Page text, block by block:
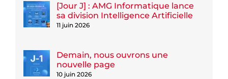
[Jour J] : AMG Informatique lance
sa division Intelligence Artificielle
11 juin 2026
Demain, nous ouvrons une
nouvelle page
10 juin 2026